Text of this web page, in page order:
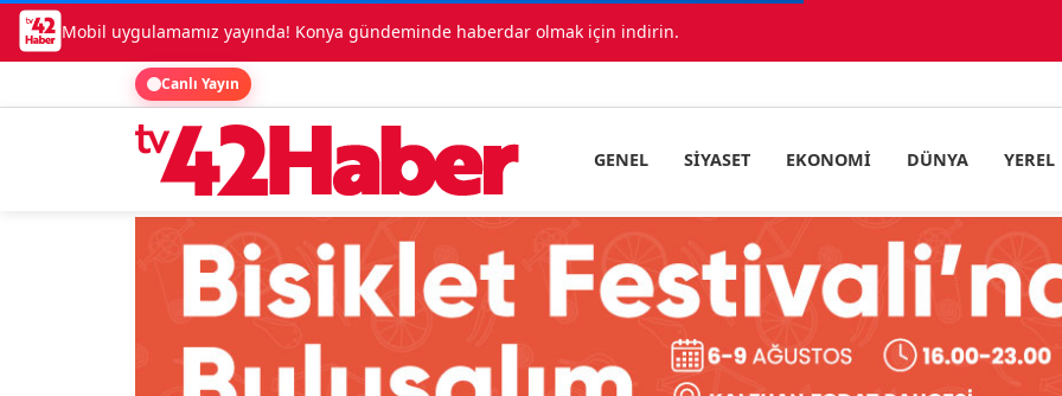
Mobil uygulamamız yayında! Konya gündeminde haberdar olmak için indirin.
Canlı Yayın
GENEL SIYASET EKONOMI DÜNYA YEREL